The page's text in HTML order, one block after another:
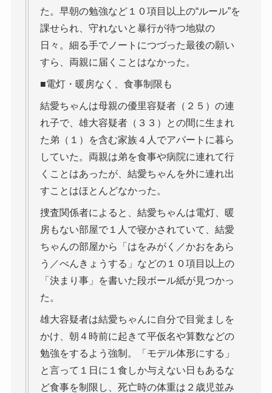
た。早朝の勉強など１０項目以上の“ルール”を
課せられ、守れないと暴行が待つ地獄の
日々。細る手でノートにつづった最後の願い
すら、両親に届くことはなかった。
■電灯・暖房なく、食事制限も
結愛ちゃんは母親の優里容疑者（２５）の連
れ子で、雄大容疑者（３３）との間に生まれ
た弟（１）を含む家族４人でアパートに暮ら
していた。両親は弟を食事や病院に連れて行
くことはあったが、結愛ちゃんを外に連れ出
すことはほとんどなかった。
捜査関係者によると、結愛ちゃんは電灯、暖
房もない部屋で１人で寝かされていて、結愛
ちゃんの部屋から「はをみがく／かおをあら
う／べんきょうする」などの１０項目以上の
「決まり事」を書いた段ボール紙が見つかっ
た。
雄大容疑者は結愛ちゃんに自分で目覚ましを
かけ、朝４時前に起きて平仮名や算数などの
勉強をするよう強制。「モデル体形にする」
と言って１日に１食しか与えない日もあるな
ど食事を制限し、死亡時の体重は２歳児並み